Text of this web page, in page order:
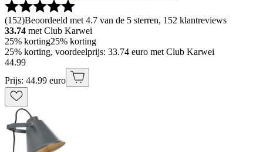
(152)Beoordeeld met 4.7 van de 5 sterren, 152 klantreviews
33.74 met Club Karwei
25% korting25% korting
25% korting, voordeelprijs: 33.74 euro met Club Karwei
44.99
Prijs: 44.99 euro